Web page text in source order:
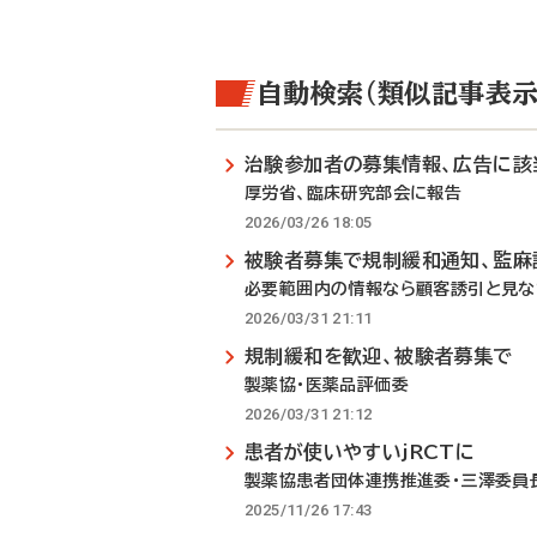
自動検索（類似記事表示
治験参加者の募集情報、広告に
厚労省、臨床研究部会に報告
2026/03/26 18:05
被験者募集で規制緩和通知、監麻
必要範囲内の情報なら顧客誘引と見
2026/03/31 21:11
規制緩和を歓迎、被験者募集で
製薬協・医薬品評価委
2026/03/31 21:12
患者が使いやすいjRCTに
製薬協患者団体連携推進委・三澤委員
2025/11/26 17:43